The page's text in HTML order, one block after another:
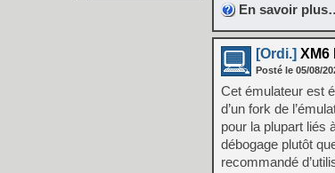
En savoir
[Ordi.] XM6
Posté le 05/08/
Cet émulateur est
d’un fork de
pour la plupart liés
débogage plutôt
recommandé